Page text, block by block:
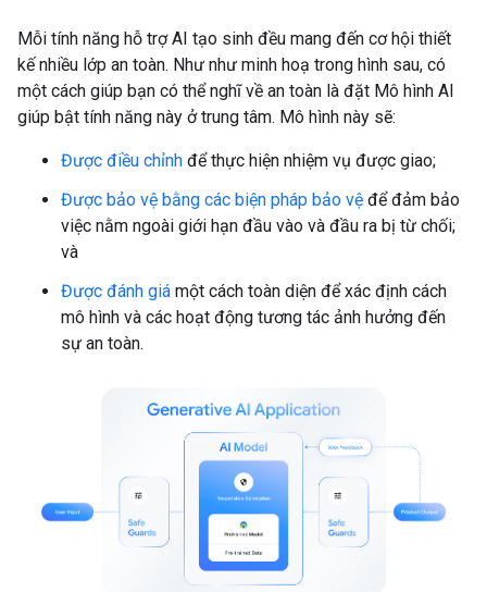
Mỗi tính năng hỗ trợ AI tạo sinh đều mang đến cơ hội thiết
kế nhiều lớp an toàn. Như như minh hoạ trong hình sau, có
một cách giúp bạn có thể nghĩ về an toàn là đặt Mô hình AI
giúp bật tính năng này ở trung tâm. Mô hình này sẽ:
Được điều chỉnh để thực hiện nhiệm vụ được giao;
Được bảo vệ bằng các biện pháp bảo vệ để đảm bảo
việc nằm ngoài giới hạn đầu vào và đầu ra bị từ chối;
và
Được đánh giá một cách toàn diện để xác định cách
mô hình và các hoạt động tương tác ảnh hưởng đến
sự an toàn.